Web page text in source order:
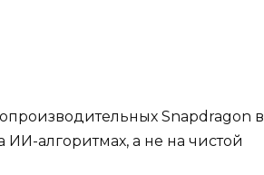
Snapdragon в
ИИ-алгоритмах, а не на чистой